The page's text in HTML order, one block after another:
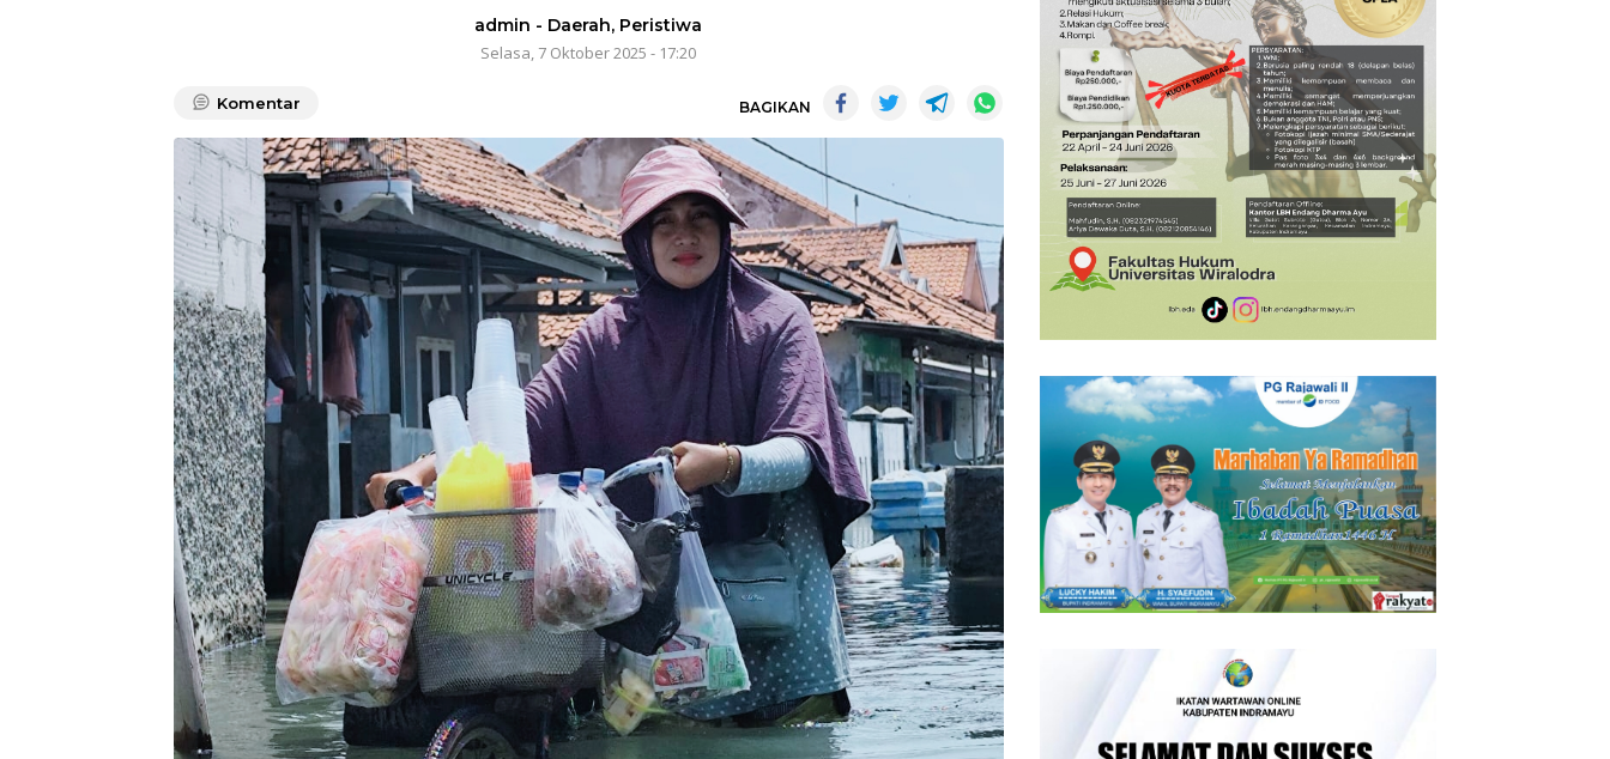
admin - Daerah, Peristiwa
Selasa, 7 Oktober 2025 - 17:20
Komentar BAGIKAN